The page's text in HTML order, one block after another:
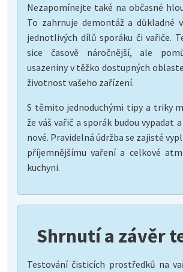
Nezapomínejte také na občasné
To zahrnuje demontáž a důkladné
jednotlivých dílů sporáku či vařiče.
sice časově náročnější, ale
usazeniny v těžko dostupných
životnost vašeho zařízení.
S těmito jednoduchými tipy a triky
že váš vařič a sporák budou vypadat
nové. Pravidelná údržba se zajisté
příjemnějšímu vaření a celkové
kuchyni.
Shrnutí a závěr
Testování čisticích prostředků na